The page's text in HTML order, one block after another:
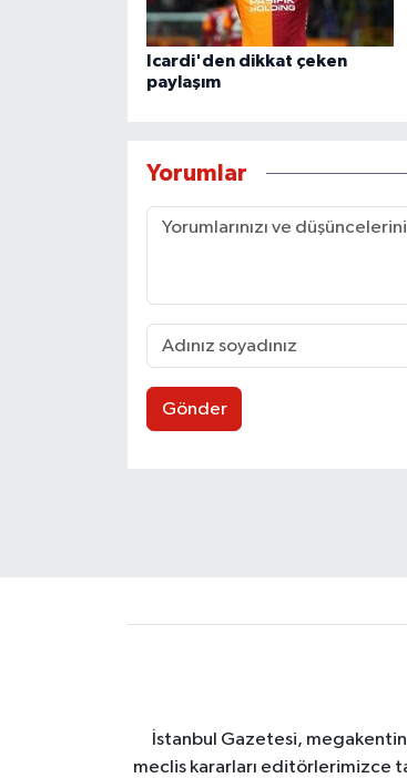
Icardi'den dikkat çeken
paylaşım
Yorumlar
Gönder
İstanbul Gazetesi, megakentin
meclis kararları editörlerimizce